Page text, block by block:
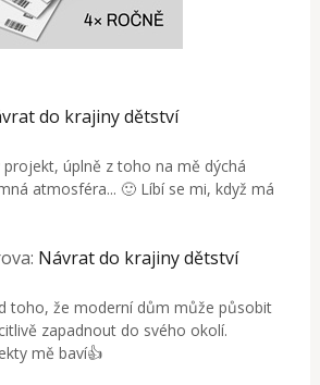
do krajiny dětství
projekt, úplně z toho na mě dýchá
atmosféra... 🙂 Líbí se mi, když má
: Návrat do krajiny dětství
toho, že moderní dům může působit
zapadnout do svého okolí.
mě baví👍